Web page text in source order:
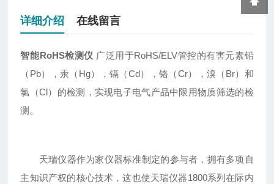
详细介绍 在线留言
智能RoHS检测仪 广泛用于RoHS/ELV管控的有害元素铅
（Pb），汞（Hg），镉（Cd），铬（Cr），溴（Br）和
氯（Cl）的检测，实现电子电气产品中限用物质筛选的检
测。
天瑞仪器作为家仪器标准制定的参与者，拥有多项自
主知识产权的核心技术，这也使天瑞仪器1800系列在际内